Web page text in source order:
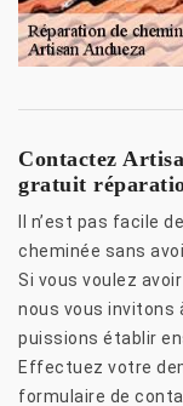
Contactez
gratuit
Il n’est pas facile
cheminée sans
Si vous voulez
nous vous invitons
puissions établir
Effectuez votre
formulaire de